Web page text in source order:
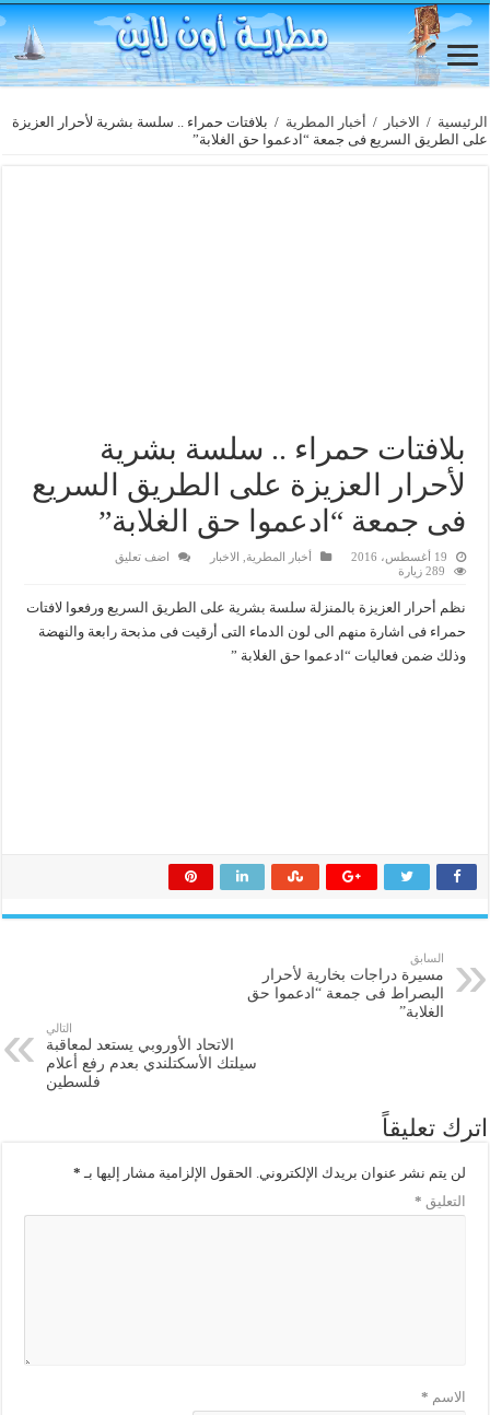
الرئيسية / الاخبار / أخبار المطرية / بلافتات حمراء .. سلسة بشرية لأحرار العزيزة
على الطريق السريع فى جمعة “ادعموا حق الغلابة”
بلافتات حمراء .. سلسة بشرية
لأحرار العزيزة على الطريق السريع
فى جمعة “ادعموا حق الغلابة”
19 أغسطس، 2016 أخبار المطرية, الاخبار
اضف تعليق
289 زيارة
نظم أحرار العزيزة بالمنزلة سلسة بشرية على الطريق السريع ورفعوا لافتات
حمراء فى اشارة منهم الى لون الدماء التى أرقيت فى مذبحة رابعة والنهضة
وذلك ضمن فعاليات “ادعموا حق الغلابة ”
السابق
مسيرة دراجات بخارية لأحرار
البصراط فى جمعة “ادعموا حق
الغلابة”
التالي
الاتحاد الأوروبي يستعد لمعاقبة
سيلتك الأسكتلندي بعدم رفع أعلام
فلسطين
اترك تعليقاً
لن يتم نشر عنوان بريدك الإلكتروني. الحقول الإلزامية مشار إليها بـ *
التعليق *
الاسم *